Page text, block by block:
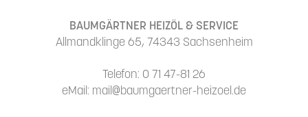
BAUMGÄRTNER HEIZÖL & SERVICE
Allmandklinge 65, 74343 Sachsenheim
Telefon: 0 71 47-81 26
eMail: mail@baumgaertner-heizoel.de